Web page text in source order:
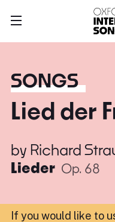
SONGS
Lied der
by Richard
Lieder Op. 68
If you would like to